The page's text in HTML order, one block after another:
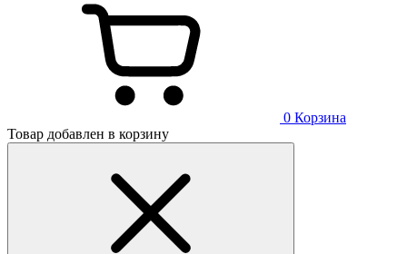
0 Корзина
Товар добавлен в корзину